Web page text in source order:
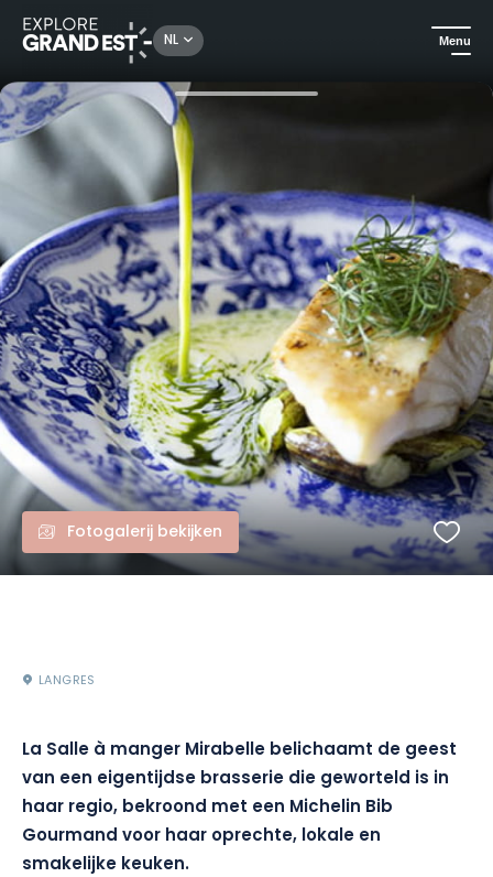
NL Menu
Kijk je ogen uit in de Grand Est La Salle à manger Mirabelle - Uitstekende plaatselijke brasserie in Langres
Fotogalerij bekijken
LANGRES
La Salle à manger Mirabelle belichaamt de geest
van een eigentijdse brasserie die geworteld is in
haar regio, bekroond met een Michelin Bib
Gourmand voor haar oprechte, lokale en
smakelijke keuken.